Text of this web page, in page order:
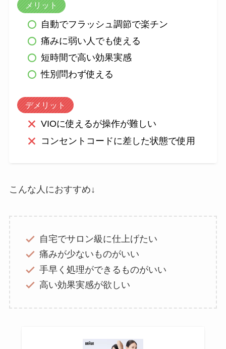
メリット
自動でフラッシュ調節で楽チン
痛みに弱い人でも使える
短時間で高い効果実感
性別問わず使える
デメリット
VIOに使えるが操作が難しい
コンセントコードに差した状態で使用
こんな人におすすめ↓
自宅でサロン級に仕上げたい
痛みが少ないものがいい
手早く処理ができるものがいい
高い効果実感が欲しい